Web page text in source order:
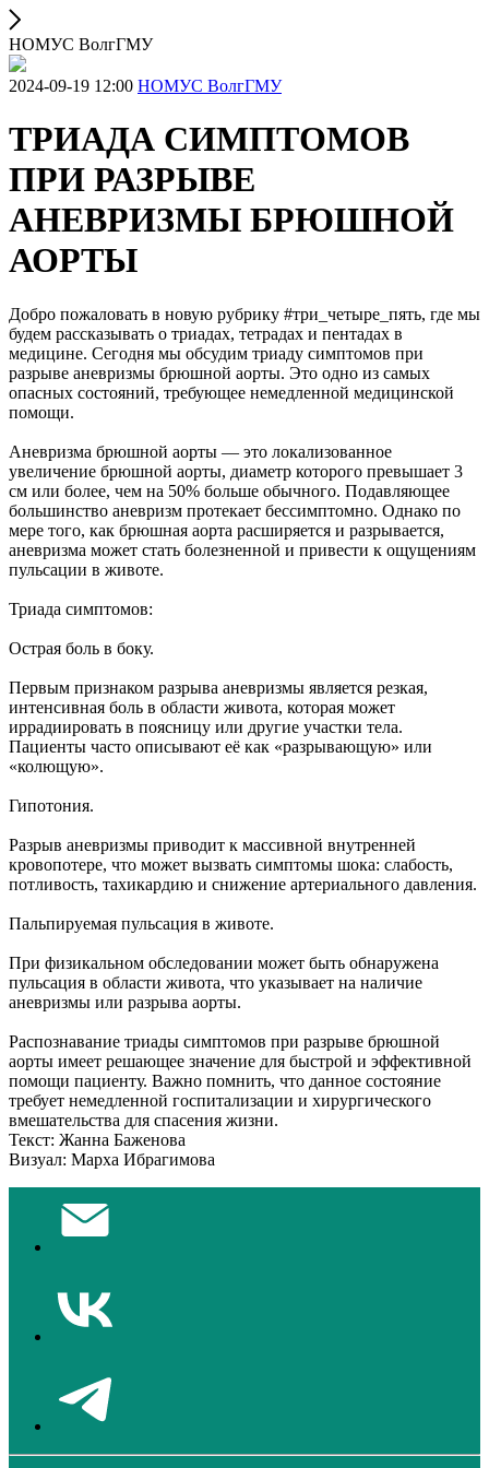
НОМУС ВолгГМУ
2024-09-19 12:00 НОМУС ВолгГМУ
ТРИАДА СИМПТОМОВ
ПРИ РАЗРЫВЕ
АНЕВРИЗМЫ БРЮШНОЙ
АОРТЫ
Добро пожаловать в новую рубрику #три_четыре_пять, где мы
будем рассказывать о триадах, тетрадах и пентадах в
медицине. Сегодня мы обсудим триаду симптомов при
разрыве аневризмы брюшной аорты. Это одно из самых
опасных состояний, требующее немедленной медицинской
помощи.
Аневризма брюшной аорты — это локализованное
увеличение брюшной аорты, диаметр которого превышает 3
см или более, чем на 50% больше обычного. Подавляющее
большинство аневризм протекает бессимптомно. Однако по
мере того, как брюшная аорта расширяется и разрывается,
аневризма может стать болезненной и привести к ощущениям
пульсации в животе.
Триада симптомов:
Острая боль в боку.
Первым признаком разрыва аневризмы является резкая,
интенсивная боль в области живота, которая может
иррадиировать в поясницу или другие участки тела.
Пациенты часто описывают её как «разрывающую» или
«колющую».
Гипотония.
Разрыв аневризмы приводит к массивной внутренней
кровопотере, что может вызвать симптомы шока: слабость,
потливость, тахикардию и снижение артериального давления.
Пальпируемая пульсация в животе.
При физикальном обследовании может быть обнаружена
пульсация в области живота, что указывает на наличие
аневризмы или разрыва аорты.
Распознавание триады симптомов при разрыве брюшной
аорты имеет решающее значение для быстрой и эффективной
помощи пациенту. Важно помнить, что данное состояние
требует немедленной госпитализации и хирургического
вмешательства для спасения жизни.
Текст: Жанна Баженова
Визуал: Марха Ибрагимова